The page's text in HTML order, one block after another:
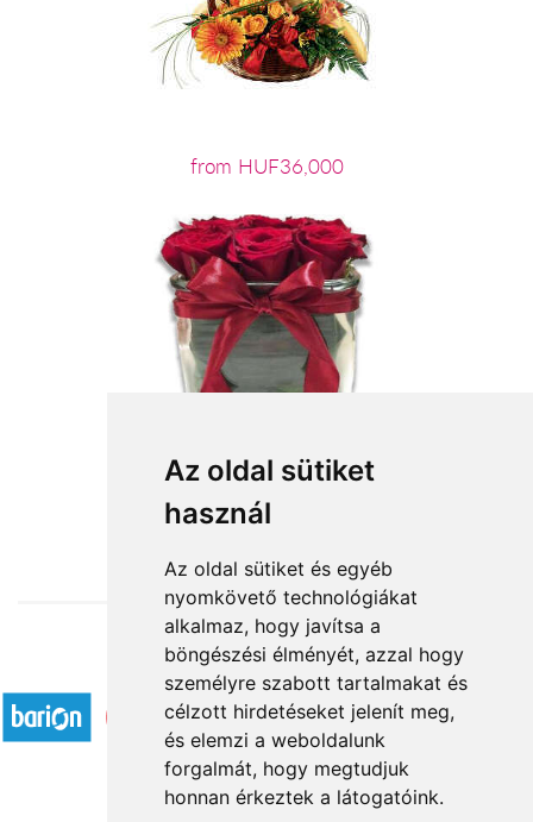
Az oldal sütiket
használ
Az oldal sütiket és egyéb
nyomkövető technológiákat
alkalmaz, hogy javítsa a
böngészési élményét, azzal hogy
személyre szabott tartalmakat és
célzott hirdetéseket jelenít meg,
és elemzi a weboldalunk
forgalmát, hogy megtudjuk
honnan érkeztek a látogatóink.
from HUF36,000
from HUF35,296
Accepted payment methods